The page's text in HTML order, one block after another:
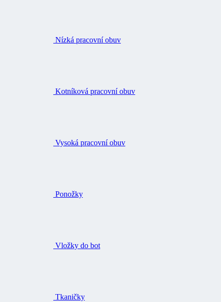
Nízká pracovní obuv
Kotníková pracovní obuv
Vysoká pracovní obuv
Ponožky
Vložky do bot
Tkaničky